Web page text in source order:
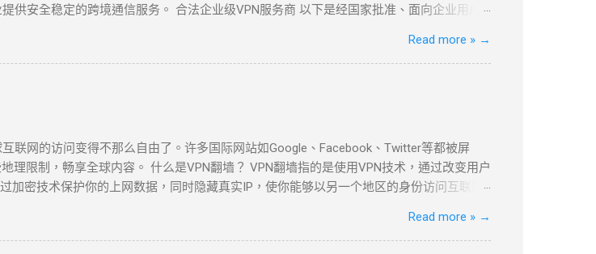
安全稳定的跨境通信服务。 合法企业级VPN服务商 以下是经国家批准、面向企业用户
云连接服务，支持企业混合云架构，实现本地数据中心与海外云资源的无缝连接。 支持多
级VPN服务，支持IPSec VPN连接，实现本地数据中心与VPC的安全通信。 ...
Read more » →
联网的访问变得不那么自由了。许多国际网站如Google、Facebook、Twitter等都被屏
限制，畅享全球内容。 什么是VPN翻墙？ VPN翻墙指的是使用VPN技术，通过改变用户
密技术保护你的上网数据，同时隐藏真实IP，使你能够以另一个地区的身份访问互联网
、服务器位置、安全性和用户友好性。以下是几款在全球范围内都非常受欢迎的VPN服
： NordVPN ：知名度高，全球多个国家和地区的服务器，适合各种设备使用。
Read more » →